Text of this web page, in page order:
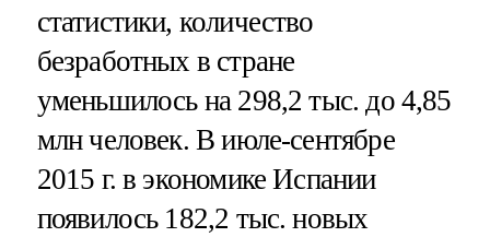
статистики, количество
безработных в стране
уменьшилось на 298,2 тыс. до 4,85
млн человек. В июле-сентябре
2015 г. в экономике Испании
появилось 182,2 тыс. новых